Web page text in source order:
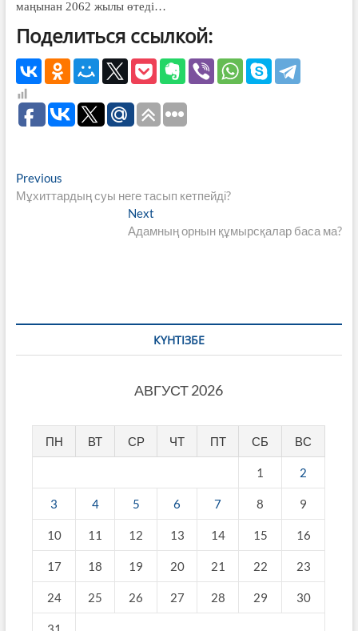
маңынан 2062 жылы өтеді…
Поделиться ссылкой:
Навигация
по
PreviousPrevious
post:
Мұхиттардың суы неге тасып кетпейді?
Next
post:
Адамның орнын құмырсқалар баса ма?
КҮНТІЗБЕ
АВГУСТ 2026
ПН ВТ СР ЧТ ПТ СБ ВС
1 2
3 4 5 6 7 8 9
10 11 12 13 14 15 16
17 18 19 20 21 22 23
24 25 26 27 28 29 30